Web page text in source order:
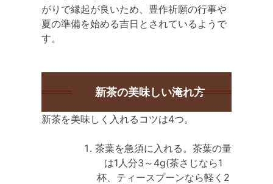
がりで縁起が良いため、豊作祈願の行事や
夏の準備を始める吉日とされているようで
す。
新茶の美味しい淹れ方
新茶を美味しく入れるコツは4つ。
茶葉を急須に入れる。茶葉の量
は1人分3～4g(茶さじなら1
杯、ティースプーンなら軽く2